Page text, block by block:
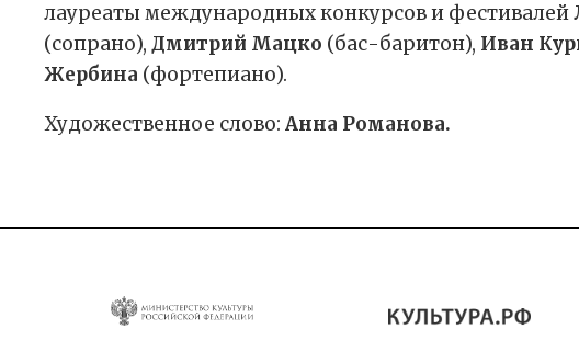
лауреаты международных конкурсов и фестивалей
(сопрано), Дмитрий Мацко (бас-баритон), Иван
Жербина (фортепиано).
Художественное слово: Анна Романова.